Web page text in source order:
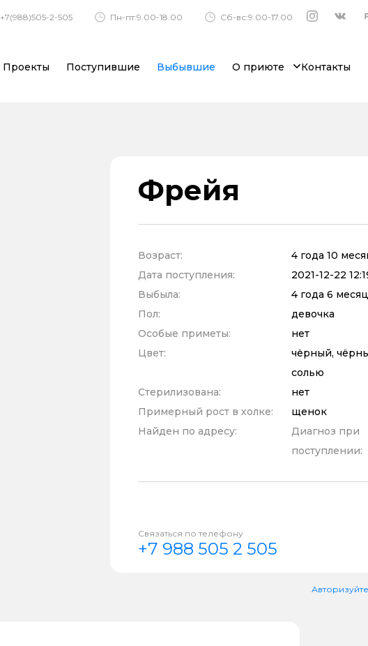
+7(988)505-2-505 Пн-пт:9.00-18.00 Сб-вс:9.00-17.00
Проекты Поступившие Выбывшие О приюте Контакты
Фрейя
Возраст:
4 года 10
Дата поступления:
2021-12-22
Выбыла:
4 года 6
Пол:
девочка
Особые приметы:
нет
Цвет:
чёрный,
солью
Стерилизована:
нет
Примерный рост в холке:
щенок
Найден по адресу:
Диагноз при
поступлении:
Связаться по телефону
+7 988 505 2 505